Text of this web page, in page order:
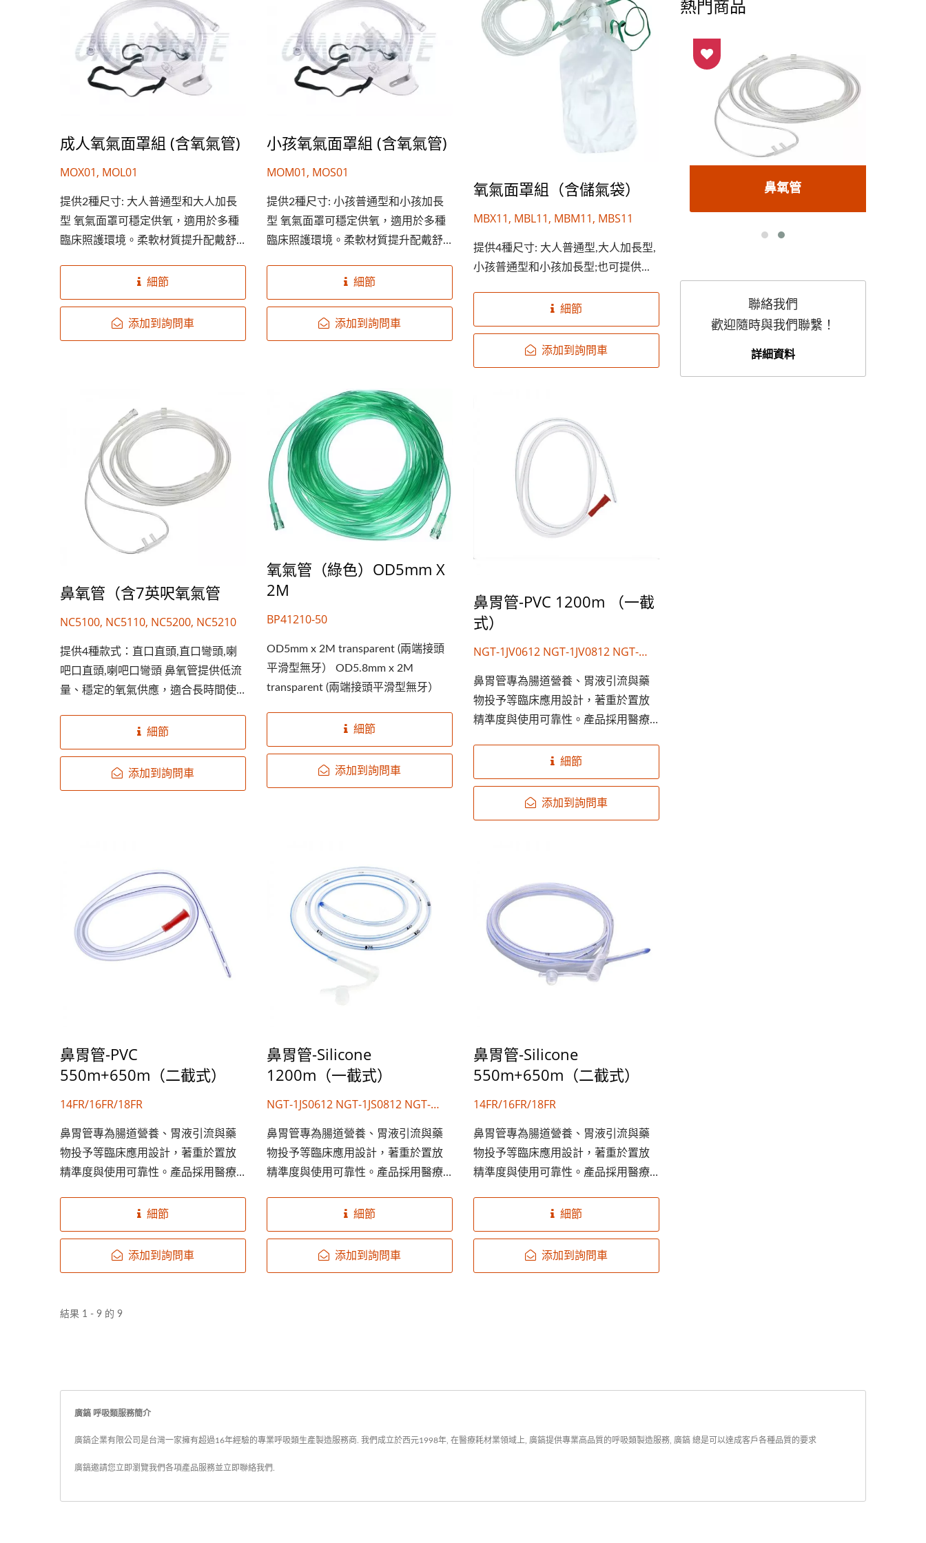
成人氧氣面罩組 (含氧氣管)
MOX01, MOL01
提供2種尺寸: 大人普通型和大人加長
型 氧氣面罩可穩定供氧，適用於多種
臨床照護環境。柔軟材質提升配戴舒
細節
添加到詢問車
小孩氧氣面罩組 (含氧氣管)
MOM01, MOS01
提供2種尺寸: 小孩普通型和小孩加長
型 氧氣面罩可穩定供氧，適用於多種
臨床照護環境。柔軟材質提升配戴舒
細節
添加到詢問車
氧氣面罩組（含儲氣袋）
MBX11, MBL11, MBM11, MBS11
提供4種尺寸: 大人普通型,大人加長型,
小孩普通型和小孩加長型;也可提供...
細節
添加到詢問車
鼻氧管（含7英呎氧氣管
NC5100, NC5110, NC5200, NC5210
提供4種款式：直口直頭,直口彎頭,喇
吧口直頭,喇吧口彎頭 鼻氧管提供低流
量、穩定的氧氣供應，適合長時間使
從性。 支援尺寸與包裝客製化。
細節
添加到詢問車
氧氣管（綠色）OD5mm X
2M
BP41210-50
OD5mm x 2M transparent (兩端接頭
平滑型無牙） OD5.8mm x 2M
transparent (兩端接頭平滑型無牙）
細節
添加到詢問車
鼻胃管-PVC 1200m （一截
式）
NGT-1JV0612 NGT-1JV0812 NGT-
NGT-1JV1612 NGT-1JV1812
鼻胃管專為腸道營養、胃液引流與藥
物投予等臨床應用設計，著重於置放
精準度與使用可靠性。產品採用醫療
病患不適感。清晰刻度設計與標準化
接頭，可提升臨床操作效率，適用於
多元醫療照護環境。 提供...
細節
添加到詢問車
鼻胃管-PVC
550m+650m（二截式）
14FR/16FR/18FR
鼻胃管專為腸道營養、胃液引流與藥
物投予等臨床應用設計，著重於置放
精準度與使用可靠性。產品採用醫療
病患不適感。清晰刻度設計與標準化
接頭，可提升臨床操作效率，適用於
多元醫療照護環境。 提供...
細節
添加到詢問車
鼻胃管-Silicone
1200m（一截式）
NGT-1JS0612 NGT-1JS0812 NGT-
NGT-1JS1612 NGT-1JS1812
鼻胃管專為腸道營養、胃液引流與藥
物投予等臨床應用設計，著重於置放
精準度與使用可靠性。產品採用醫療
病患不適感。清晰刻度設計與標準化
接頭，可提升臨床操作效率，適用於
多元醫療照護環境。 提供...
細節
添加到詢問車
鼻胃管-Silicone
550m+650m（二截式）
14FR/16FR/18FR
鼻胃管專為腸道營養、胃液引流與藥
物投予等臨床應用設計，著重於置放
精準度與使用可靠性。產品採用醫療
病患不適感。清晰刻度設計與標準化
接頭，可提升臨床操作效率，適用於
多元醫療照護環境。 提供...
細節
添加到詢問車
結果 1 - 9 的 9
熱門商品
Silicone Resuscitator 鼻氧管
聯絡我們
歡迎隨時與我們聯繫！
詳細資料
廣鎬 呼吸類服務簡介
廣鎬企業有限公司是台灣一家擁有超過16年經驗的專業呼吸類生產製造服務商. 我們成立於西元1998年, 在醫療耗材業領域上, 廣鎬提供專業高品質的呼吸類製造服務, 廣鎬 總是可以達成客戶各種品質的要求
廣鎬邀請您立即瀏覽我們各項產品服務並立即聯絡我們